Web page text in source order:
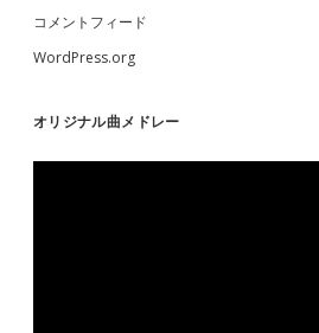
コメントフィード
WordPress.org
オリジナル曲メドレー